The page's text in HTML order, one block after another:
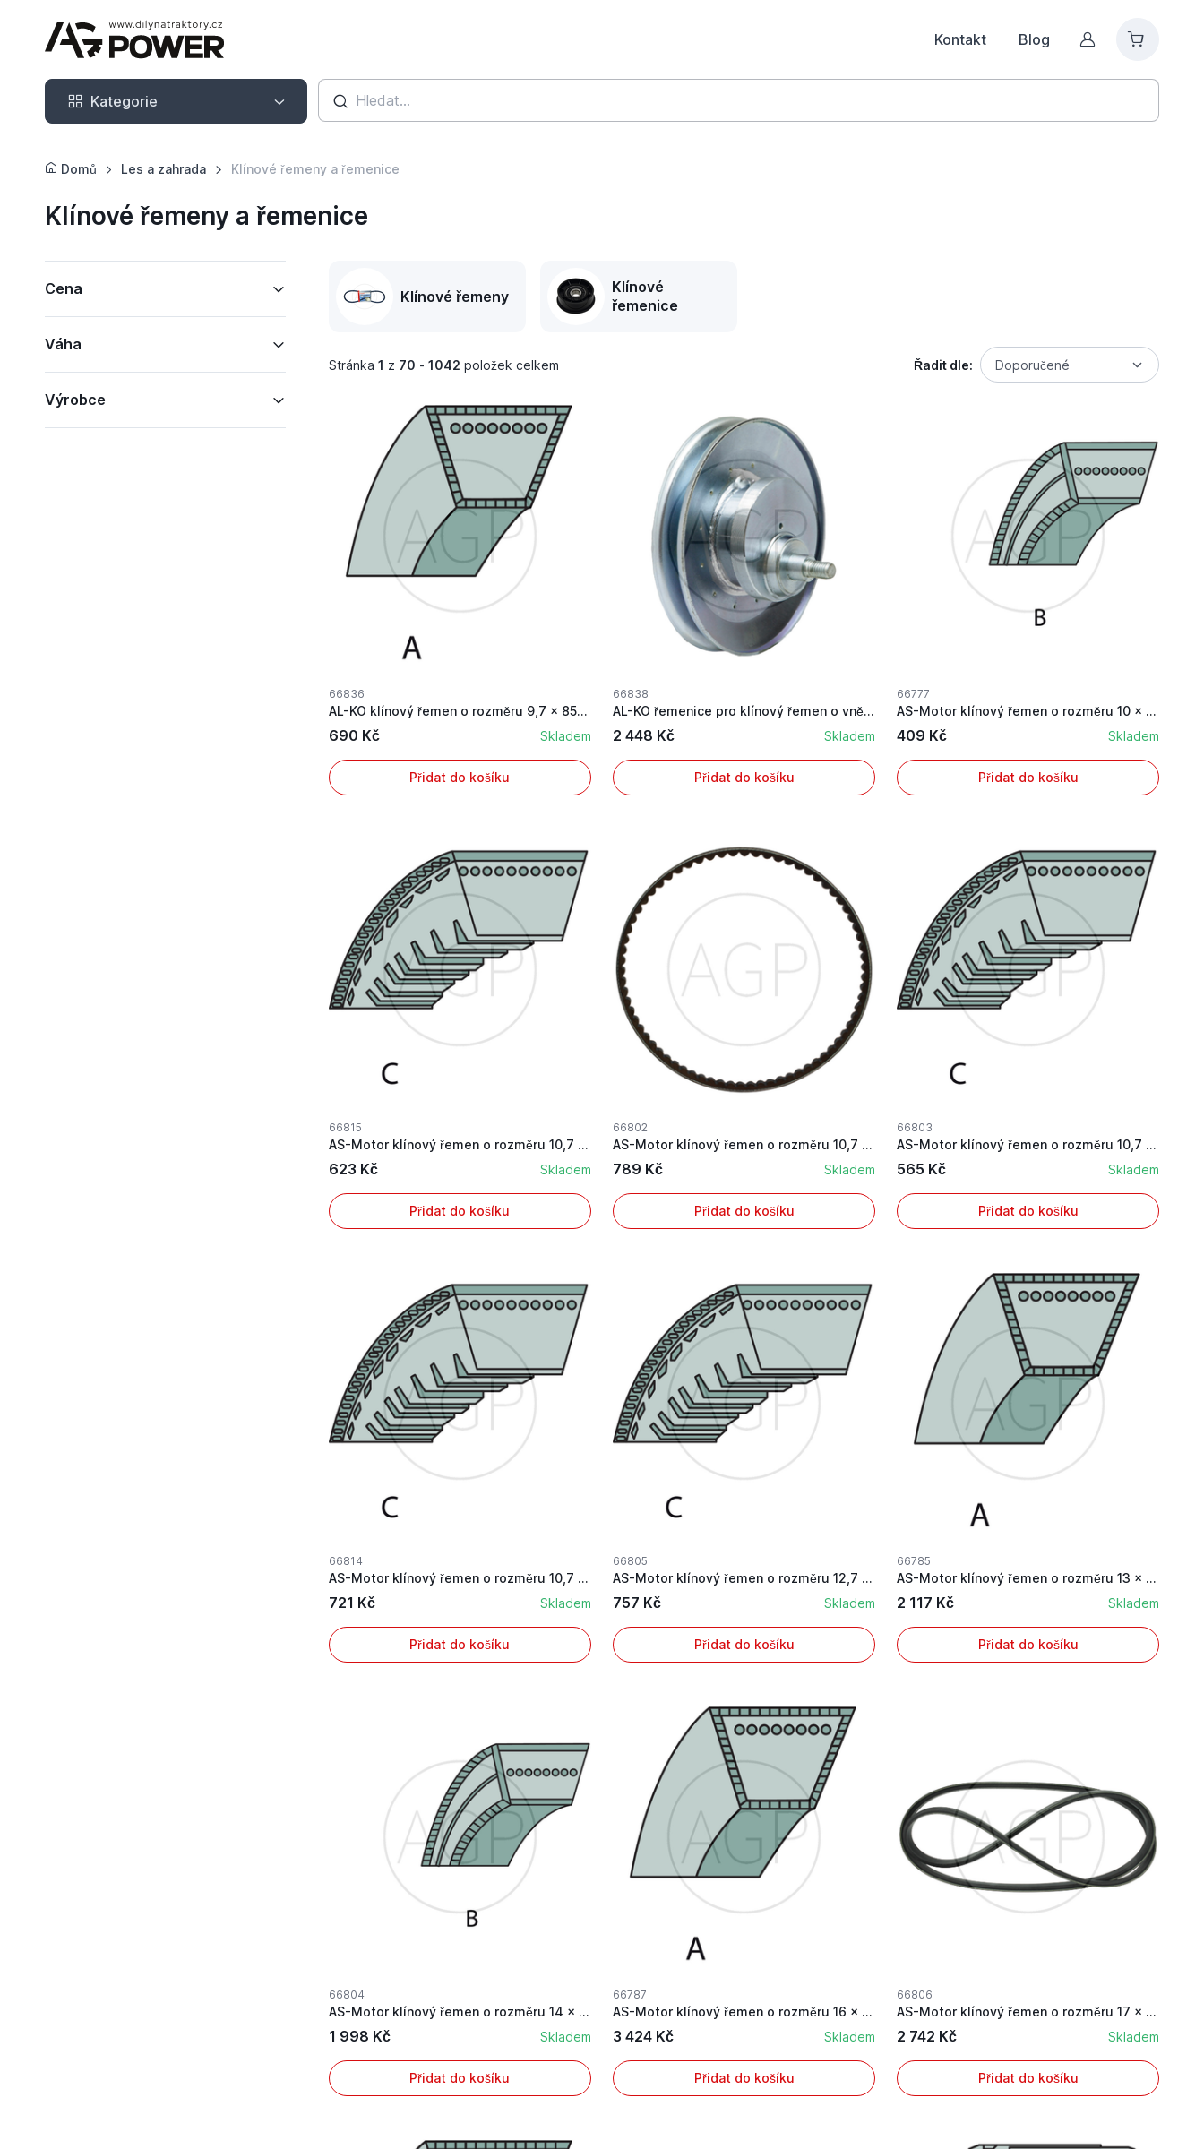
Kontakt Blog Můj účet
Kategorie
Kategorie
Domů Les a zahrada Klínové řemeny a řemenice
Klínové řemeny a řemenice
Cena
Váha
Výrobce
Klínové řemeny
Klínové
řemenice
Stránka 1 z 70 - 1042 položek celkem Řadit dle: Doporučené
66836
AL-KO klínový řemen o rozměru 9,7 x 850 mm
690 Kč Skladem
Přidat do košíku
66838
AL-KO řemenice pro klínový řemen o vnějším prům...
2 448 Kč Skladem
Přidat do košíku
66777
AS-Motor klínový řemen o rozměru 10 x 775 mm
409 Kč Skladem
Přidat do košíku
66815
AS-Motor klínový řemen o rozměru 10,7 x 635 mm
623 Kč Skladem
Přidat do košíku
66802
AS-Motor klínový řemen o rozměru 10,7 x 710 mm
789 Kč Skladem
Přidat do košíku
66803
AS-Motor klínový řemen o rozměru 10,7 x 730 mm
565 Kč Skladem
Přidat do košíku
66814
AS-Motor klínový řemen o rozměru 10,7 x 745 mm
721 Kč Skladem
Přidat do košíku
66805
AS-Motor klínový řemen o rozměru 12,7 x 790 mm
757 Kč Skladem
Přidat do košíku
66785
AS-Motor klínový řemen o rozměru 13 x 1070 mm
2 117 Kč Skladem
Přidat do košíku
66804
AS-Motor klínový řemen o rozměru 14 x 1325 mm
1 998 Kč Skladem
Přidat do košíku
66787
AS-Motor klínový řemen o rozměru 16 x 1095 mm
3 424 Kč Skladem
Přidat do košíku
66806
AS-Motor klínový řemen o rozměru 17 x 1820 mm
2 742 Kč Skladem
Přidat do košíku